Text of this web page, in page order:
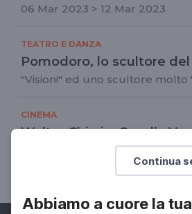
Continua
Abbiamo a cuore la
06 Mar 2023 > 12 Mar 2023
TEATRO E DANZA
Pomodoro, lo scultore
"Visioni" ed uno scultore molto
CINEMA
Walter Chiari e Ornella
"L'appuntamento"